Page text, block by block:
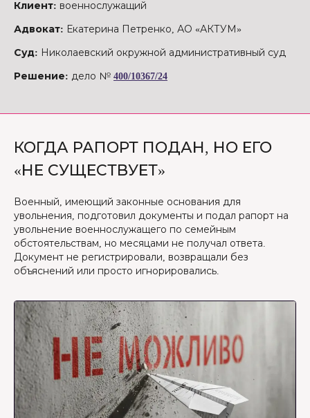
Клиент: военнослужащий
Адвокат: Екатерина Петренко, АО «АКТУМ»
Суд: Николаевский окружной административный суд
Решение: дело № 400/10367/24
КОГДА РАПОРТ ПОДАН, НО ЕГО
«НЕ СУЩЕСТВУЕТ»
Военный, имеющий законные основания для
увольнения, подготовил документы и подал рапорт на
увольнение военнослужащего по семейным
обстоятельствам, но месяцами не получал ответа.
Документ не регистрировали, возвращали без
объяснений или просто игнорировались.